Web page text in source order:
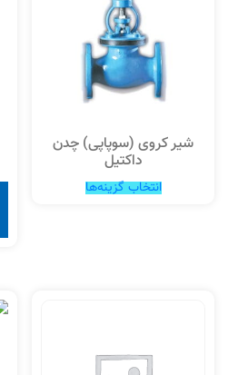
شیر کروی (سوپاپی) چدن
داکتیل
انتخاب گزینه‌ها